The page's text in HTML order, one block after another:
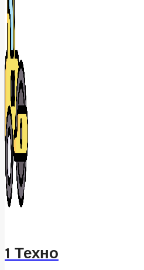
1 Техно